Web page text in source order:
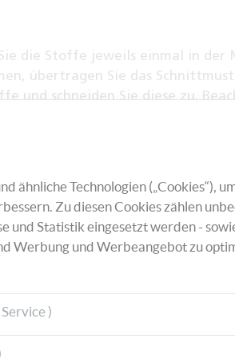
die Stoffe jeweils einmal in der
übertragen Sie das
und schneiden Sie diese zu.
Sie beide Stoffe auf die linke Seite,
und vernähen Sie die
ähnliche Technologien („Cookies“),
Zu diesen Cookies zählen
und Statistik eingesetzt werden -
Werbung und Werbeangebot zu
Service )